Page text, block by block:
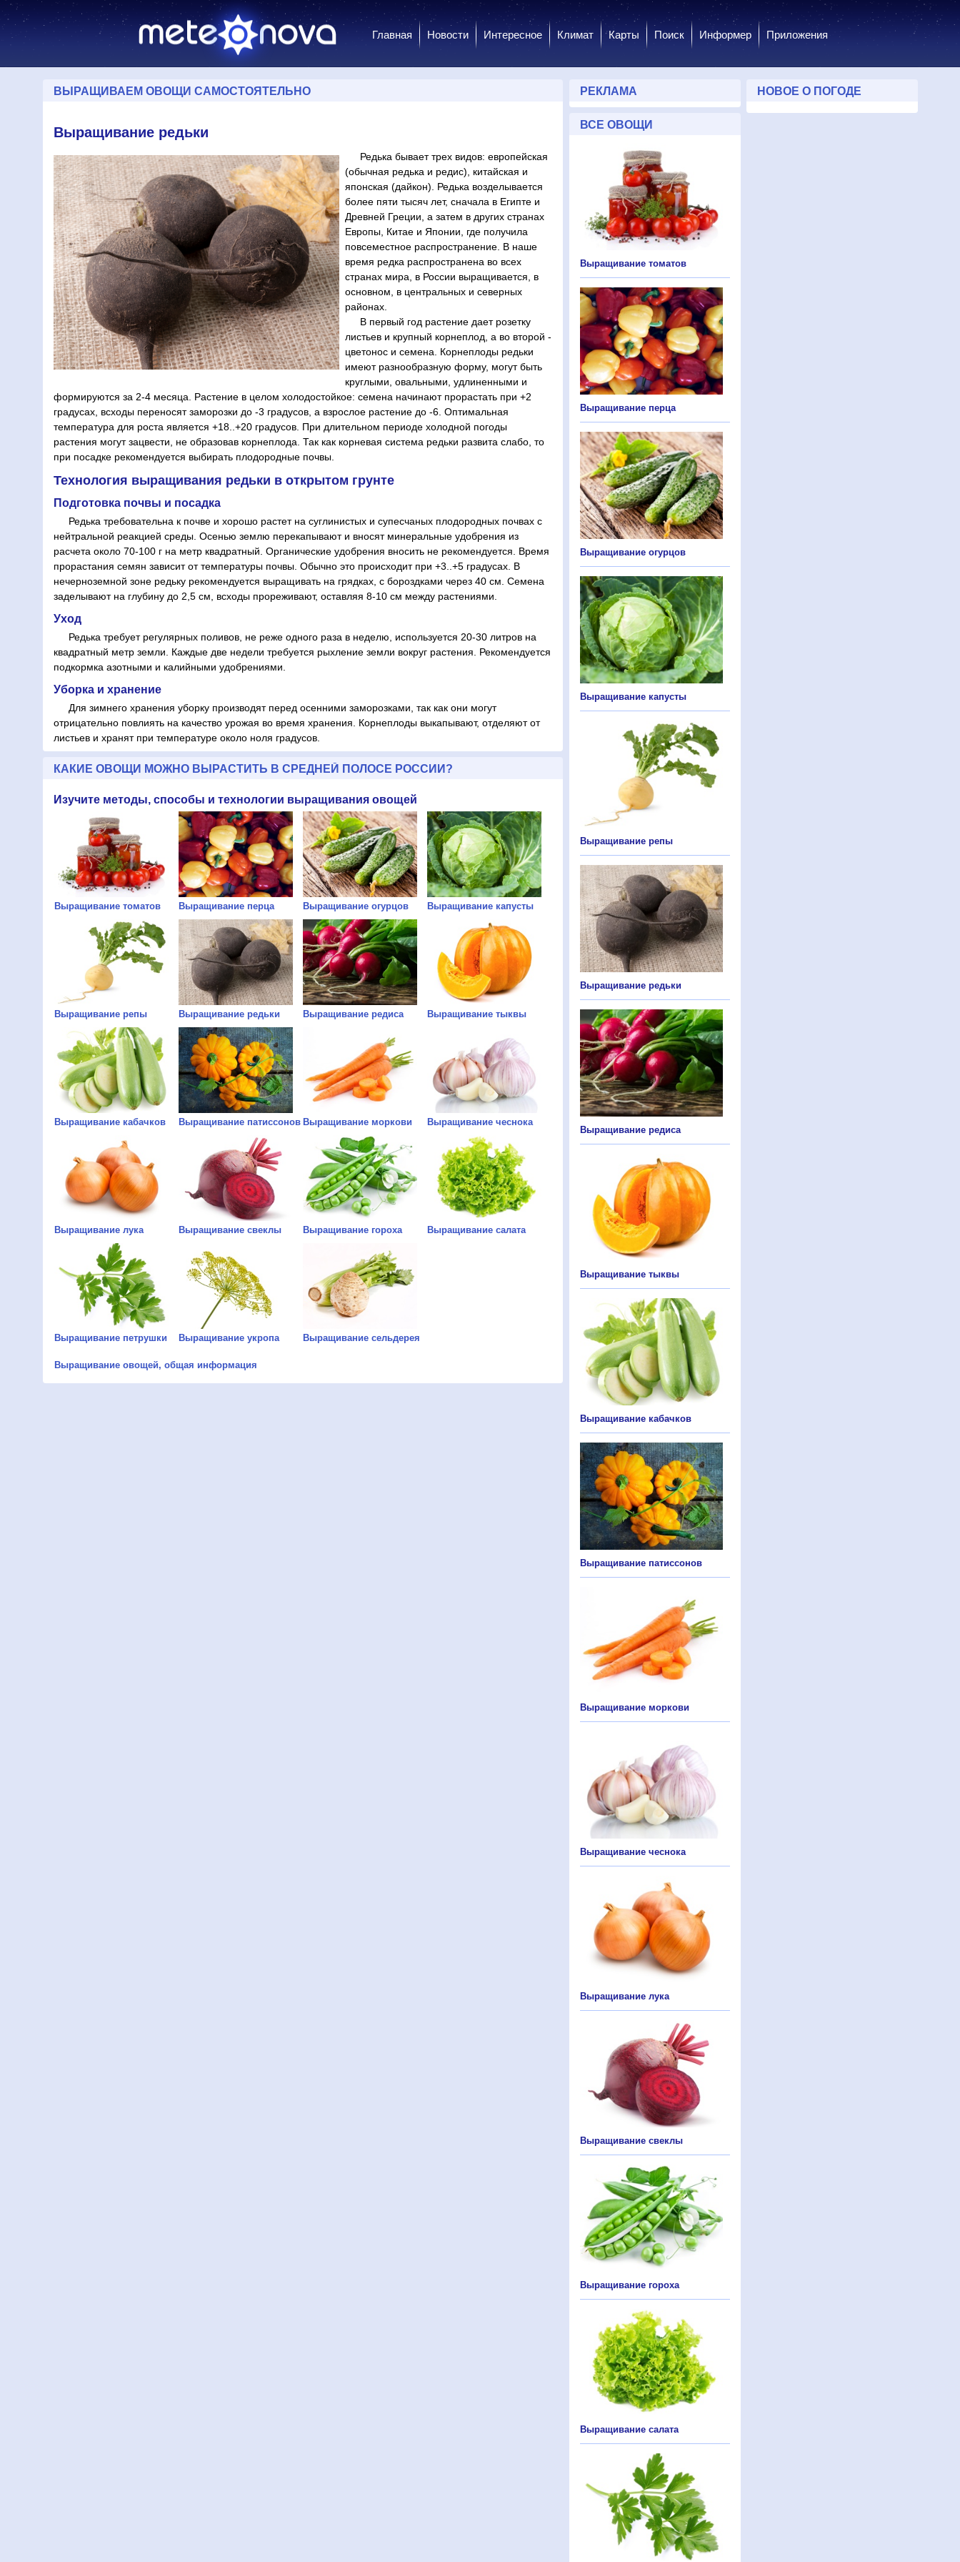
Главная Новости Интересное Климат Карты Поиск Информер Приложения
ВЫРАЩИВАЕМ ОВОЩИ САМОСТОЯТЕЛЬНО
Выращивание редьки
Редька бывает трех видов: европейская
(обычная редька и редис), китайская и
японская (дайкон). Редька возделывается
более пяти тысяч лет, сначала в Египте и
Древней Греции, а затем в других странах
Европы, Китае и Японии, где получила
повсеместное распространение. В наше
время редка распространена во всех
странах мира, в России выращивается, в
основном, в центральных и северных
районах.
В первый год растение дает розетку
листьев и крупный корнеплод, а во второй -
цветонос и семена. Корнеплоды редьки
имеют разнообразную форму, могут быть
круглыми, овальными, удлиненными и
формируются за 2-4 месяца. Растение в целом холодостойкое: семена начинают прорастать при +2
градусах, всходы переносят заморозки до -3 градусов, а взрослое растение до -6. Оптимальная
температура для роста является +18..+20 градусов. При длительном периоде холодной погоды
растения могут зацвести, не образовав корнеплода. Так как корневая система редьки развита слабо, то
при посадке рекомендуется выбирать плодородные почвы.
Технология выращивания редьки в открытом грунте
Подготовка почвы и посадка
Редька требовательна к почве и хорошо растет на суглинистых и супесчаных плодородных почвах с
нейтральной реакцией среды. Осенью землю перекапывают и вносят минеральные удобрения из
расчета около 70-100 г на метр квадратный. Органические удобрения вносить не рекомендуется. Время
прорастания семян зависит от температуры почвы. Обычно это происходит при +3..+5 градусах. В
нечерноземной зоне редьку рекомендуется выращивать на грядках, с бороздками через 40 см. Семена
заделывают на глубину до 2,5 см, всходы прореживают, оставляя 8-10 см между растениями.
Уход
Редька требует регулярных поливов, не реже одного раза в неделю, используется 20-30 литров на
квадратный метр земли. Каждые две недели требуется рыхление земли вокруг растения. Рекомендуется
подкормка азотными и калийными удобрениями.
Уборка и хранение
Для зимнего хранения уборку производят перед осенними заморозками, так как они могут
отрицательно повлиять на качество урожая во время хранения. Корнеплоды выкапывают, отделяют от
листьев и хранят при температуре около ноля градусов.
КАКИЕ ОВОЩИ МОЖНО ВЫРАСТИТЬ В СРЕДНЕЙ ПОЛОСЕ РОССИИ?
Изучите методы, способы и технологии выращивания овощей
Выращивание томатов Выращивание перца Выращивание огурцов Выращивание капусты
Выращивание репы Выращивание редьки Выращивание редиса Выращивание тыквы
Выращивание кабачков Выращивание патиссонов Выращивание моркови Выращивание чеснока
Выращивание лука Выращивание свеклы Выращивание гороха Выращивание салата
Выращивание петрушки Выращивание укропа Выращивание сельдерея
Выращивание овощей, общая информация
РЕКЛАМА
ВСЕ ОВОЩИ
Выращивание томатов
Выращивание перца
Выращивание огурцов
Выращивание капусты
Выращивание репы
Выращивание редьки
Выращивание редиса
Выращивание тыквы
Выращивание кабачков
Выращивание патиссонов
Выращивание моркови
Выращивание чеснока
Выращивание лука
Выращивание свеклы
Выращивание гороха
Выращивание салата
НОВОЕ О ПОГОДЕ